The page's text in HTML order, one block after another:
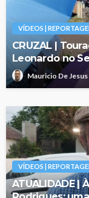
VÍDEOS |
CRUZAL |
Leonardo no
Mauricio De Jesus
VÍDEOS |
ATUALIDADE |